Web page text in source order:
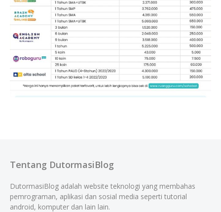
Tentang DutormasiBlog
DutormasiBlog adalah website teknologi yang membahas
pemrograman, aplikasi dan sosial media seperti tutorial
android, komputer dan lain lain.